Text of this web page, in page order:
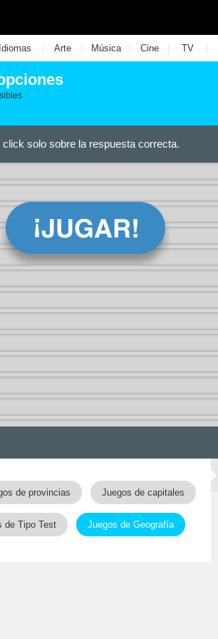
Idiomas | Arte | Música | Cine | TV |
click solo sobre la respuesta correcta.
de provincias Juegos de capitales
de Tipo Test Juegos de Geografía